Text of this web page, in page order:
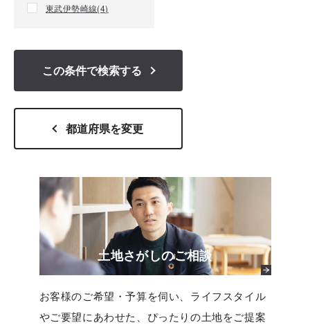
東武伊勢崎線(4)
この条件で検索する
都道府県を変更
土地さがしのご相談
お客様のご希望・予算を伺い、ライフスタイル
やご要望にあわせた、ぴったりの土地をご提案